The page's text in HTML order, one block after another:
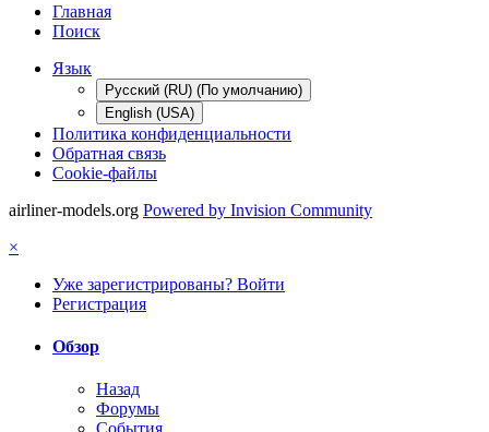
Главная
Поиск
Язык
Русский (RU) (По умолчанию)
English (USA)
Политика конфиденциальности
Обратная связь
Cookie-файлы
airliner-models.org Powered by Invision Community
×
Уже зарегистрированы? Войти
Регистрация
Обзор
Назад
Форумы